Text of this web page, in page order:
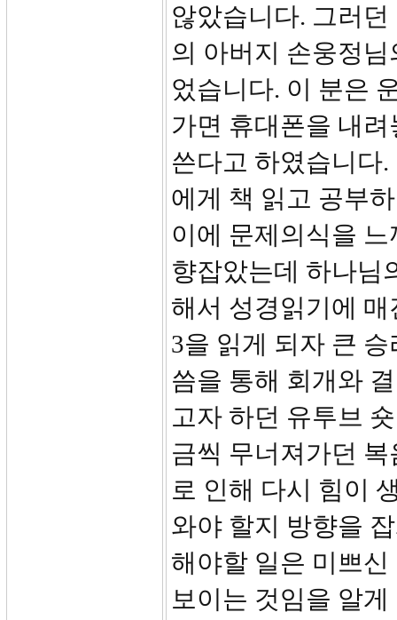
않았습니다. 그러
의 아버지 손웅정
었습니다. 이 분은
가면 휴대폰을 내
쓴다고 하였습니다
에게 책 읽고 공부
이에 문제의식을
향잡았는데 하나님
해서 성경읽기에
3을 읽게 되자 큰
씀을 통해 회개와
고자 하던 유투브
금씩 무너져가던
로 인해 다시 힘이
와야 할지 방향을
해야할 일은 미쁘
보이는 것임을 알